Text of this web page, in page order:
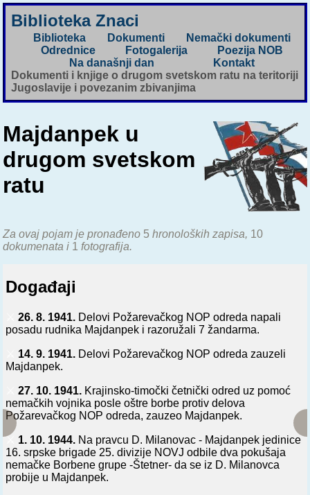
Biblioteka Znaci
Biblioteka Dokumenti
Nemački dokumenti
Odrednice
Fotogalerija
Poezija NOB
Na današnji dan
Kontakt
Dokumenti i knjige o drugom svetskom ratu na teritoriji
Jugoslavije i povezanim zbivanjima
Majdanpek u
drugom svetskom
ratu
Za ovaj pojam je pronađeno 5 hronoloških zapisa, 10
dokumenata i 1 fotografija.
Događaji
26. 8. 1941. Delovi Požarevačkog NOP odreda napali
posadu rudnika Majdanpek i razoružali 7 žandarma.
14. 9. 1941. Delovi Požarevačkog NOP odreda zauzeli
Majdanpek.
27. 10. 1941. Krajinsko-timočki četnički odred uz pomoć
nemačkih vojnika posle oštre borbe protiv delova
Požarevačkog NOP odreda, zauzeo Majdanpek.
⚔️ 1. 10. 1944. Na pravcu D. Milanovac - Majdanpek jedinice
16. srpske brigade 25. divizije NOVJ odbile dva pokušaja
nemačke Borbene grupe -Štetner- da se iz D. Milanovca
probije u Majdanpek.